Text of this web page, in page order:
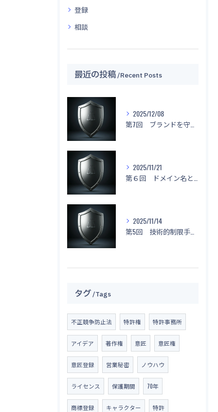
登録
相談
最近の投稿 Recent Posts
2025/12/08
2025/11/21
2025/11/14
タグ Tags
不正競争防止法 特許権 特許事務所
アイデア 著作権 意匠 意匠権
意匠登録 営業秘密 ノウハウ
ライセンス 保護期間 70年
商標登録 キャラクター 特許